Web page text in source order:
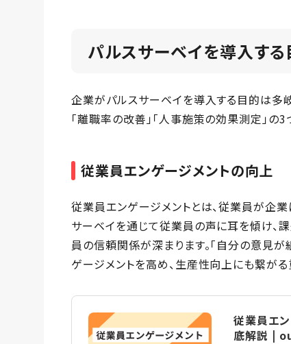
パルスサーベイを導入する
企業がパルスサーベイを導入する目的は多
「離職率の改善」「人事施策の効果測定」の3
従業員エンゲージメントの向上
従業員エンゲージメントとは、従業員が企業
サーベイを通じて従業員の声に耳を傾け、
員の信頼関係が深まります。「自分の意見
ゲージメントを高め、生産性向上にも繋がる
従業員エン
底解説 |